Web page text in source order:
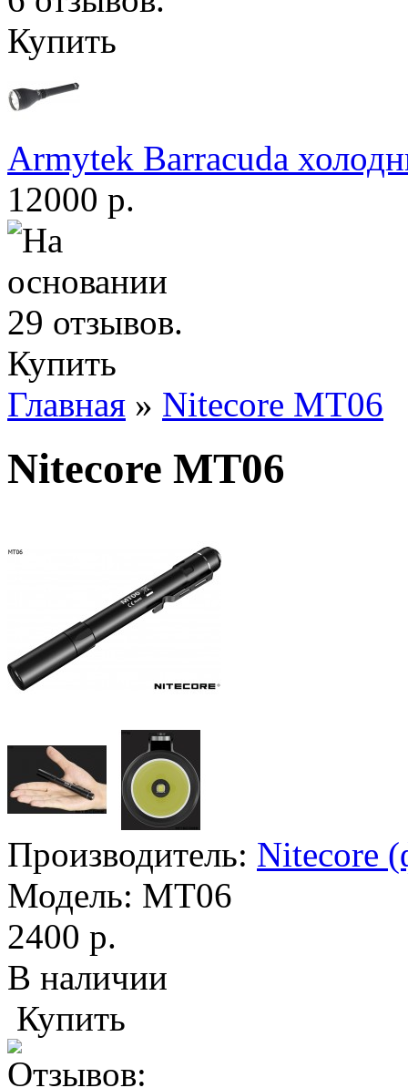
Купить
Armytek Barracuda
12000 р.
Купить
Главная » Nitecore MT06
Nitecore MT06
Производитель: Nitecore
Модель: MT06
2400 р.
В наличии
Купить